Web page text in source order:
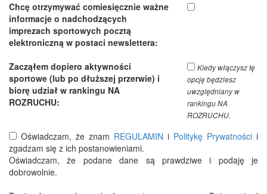
Chcę otrzymywać comiesięcznie ważne
informacje o nadchodzących
imprezach sportowych pocztą
elektroniczną w postaci newslettera:
Zacząłem dopiero aktywności
sportowe (lub po dłuższej przerwie) i
biorę udział w rankingu NA
ROZRUCHU:
Kiedy włączysz tę
opcję będziesz
uwzględniany w
rankingu NA
ROZRUCHU.
Oświadczam, że znam REGULAMIN i Politykę Prywatności i
zgadzam się z ich postanowieniami.
Oświadczam, że podane dane są prawdziwe i podaję je
dobrowolnie.